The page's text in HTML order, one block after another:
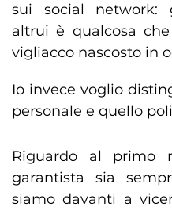
sui social network:
altrui è qualcosa
vigliacco nascosto in
Io invece voglio
personale e quello
Riguardo al primo
garantista sia
siamo davanti a